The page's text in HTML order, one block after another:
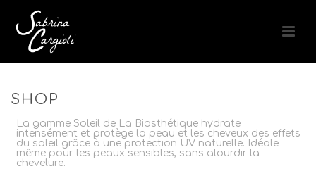
SHOP
La gamme Soleil de La Biosthétique hydrate
intensément et protège la peau et les cheveux des effets
du soleil grâce à une protection UV naturelle. Idéale
même pour les peaux sensibles, sans alourdir la
chevelure.